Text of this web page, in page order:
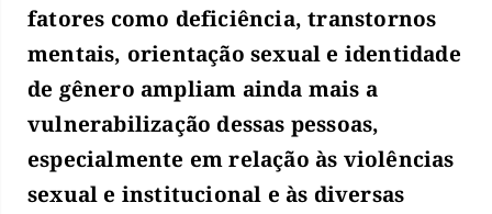
fatores como deficiência, transtornos
mentais, orientação sexual e identidade
de gênero ampliam ainda mais a
vulnerabilização dessas pessoas,
especialmente em relação às violências
sexual e institucional e às diversas